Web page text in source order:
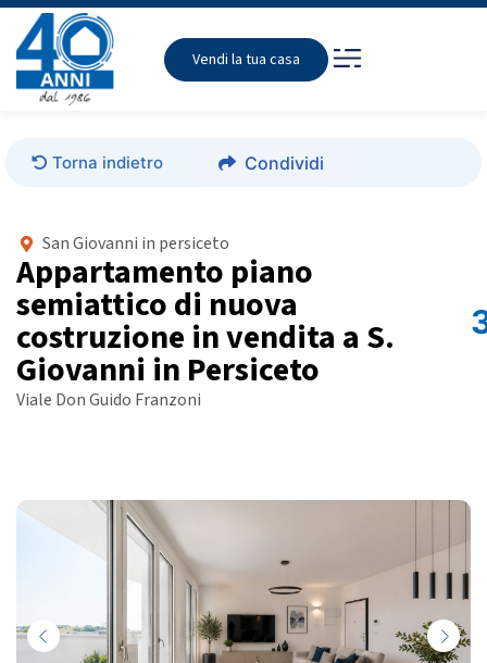
Vendi la tua casa
Torna indietro Condividi
San Giovanni in persiceto
Appartamento piano
semiattico di nuova
costruzione in vendita a S.
Giovanni in Persiceto
Viale Don Guido Franzoni